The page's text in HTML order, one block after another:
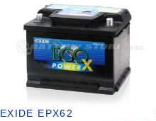
EXIDE EPX62